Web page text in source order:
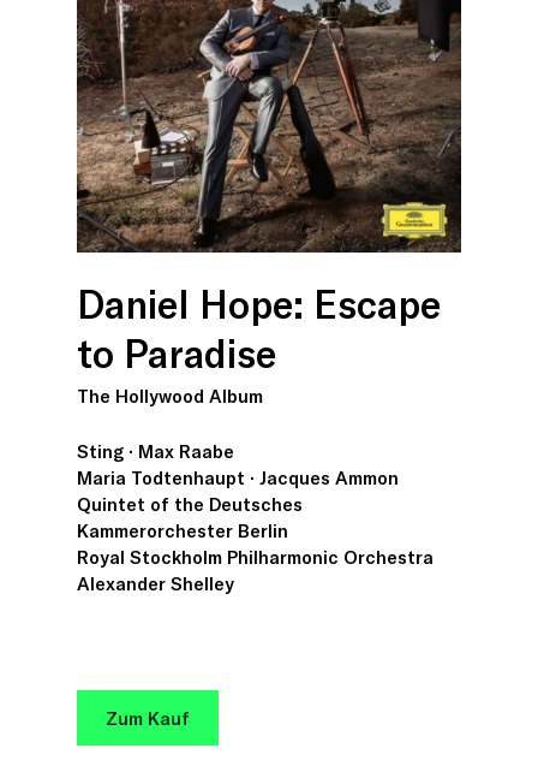
Daniel Hope: Escape
to Paradise
The Hollywood Album
Sting · Max Raabe
Maria Todtenhaupt · Jacques Ammon
Quintet of the Deutsches
Kammerorchester Berlin
Royal Stockholm Philharmonic Orchestra
Alexander Shelley
Zum Kauf